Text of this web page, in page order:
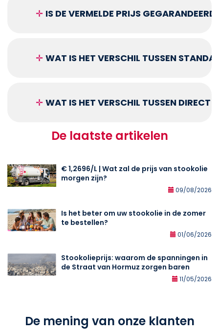
✛ IS DE VERMELDE PRIJS
✛ WAT IS HET VERSCHIL TUSSEN
✛ WAT IS HET VERSCHIL TUSSEN DIRECT
De laatste artikelen
€ 1,2696/L | Wat zal de prijs van stookolie
morgen zijn?
09/08/2026
Is het beter om uw stookolie in de zomer
te bestellen?
01/06/2026
Stookolieprijs: waarom de spanningen in
de Straat van Hormuz zorgen baren
11/05/2026
De mening van onze klanten